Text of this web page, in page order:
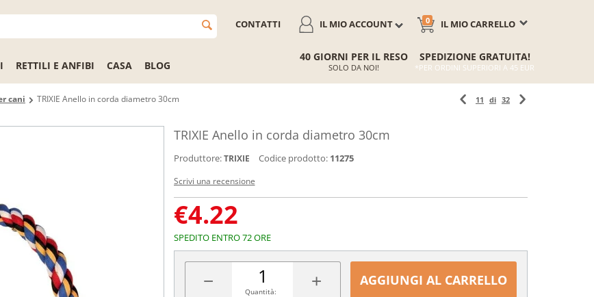
IL MIO CARRELLO
0
IL MIO ACCOUNT
CONTATTI
RETTILI E ANFIBI CASA BLOG
40 GIORNI PER IL RESO
SOLO DA NOI!
SPEDIZIONE GRATUITA!
*PER ORDINI SUPERIORI A 45 EUR
cani TRIXIE Anello in corda diametro 30cm 11 di 32
TRIXIE Anello in corda diametro 30cm
Produttore: TRIXIE Codice prodotto: 11275
Scrivi una recensione
€4.22
SPEDITO ENTRO 72 ORE
− +
Quantità:
AGGIUNGI AL CARRELLO